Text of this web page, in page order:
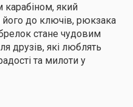
який
його до ключів, рюкзака
стане чудовим
друзів, які люблять
та милоти у